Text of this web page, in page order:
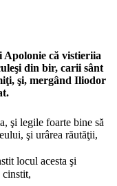
Apolonie că vistieriia
din bir, carii sânt
şi, mergând Iliodor
şi legile foarte bine să
şi urârea răutăţii,
locul acesta şi
cinstit,